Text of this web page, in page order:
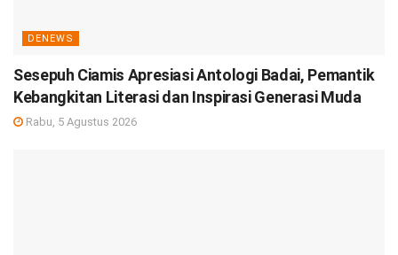
DENEWS
Sesepuh Ciamis Apresiasi Antologi Badai, Pemantik
Kebangkitan Literasi dan Inspirasi Generasi Muda
Rabu, 5 Agustus 2026